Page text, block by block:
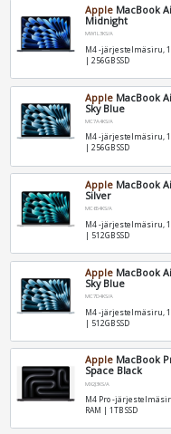
Apple MacBook
Midnight
MW1L3KS/A
M4 -järjestelmäsiru,
| 256GB SSD
Apple MacBook
Sky Blue
MC7A4KS/A
M4 -järjestelmäsiru,
| 256GB SSD
Apple MacBook
Silver
MC654KS/A
M4 -järjestelmäsiru,
| 512GB SSD
Apple MacBook
Sky Blue
MC7D4KS/A
M4 -järjestelmäsiru,
| 512GB SSD
Apple MacBook
Space Black
MX2J3KS/A
M4 Pro -
RAM | 1TB SSD